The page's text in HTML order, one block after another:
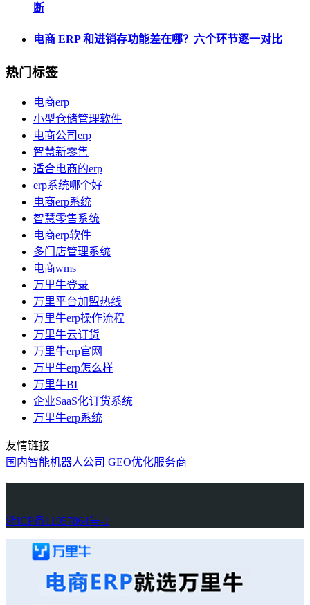
断
电商 ERP 和进销存功能差在哪？六个环节逐一对比
热门标签
电商erp
小型仓储管理软件
电商公司erp
智慧新零售
适合电商的erp
erp系统哪个好
电商erp系统
智慧零售系统
电商erp软件
多门店管理系统
电商wms
万里牛登录
万里平台加盟热线
万里牛erp操作流程
万里牛云订货
万里牛erp官网
万里牛erp怎么样
万里牛BI
企业SaaS化订货系统
万里牛erp系统
友情链接
国内智能机器人公司 GEO优化服务商
浙ICP备11057864号-1